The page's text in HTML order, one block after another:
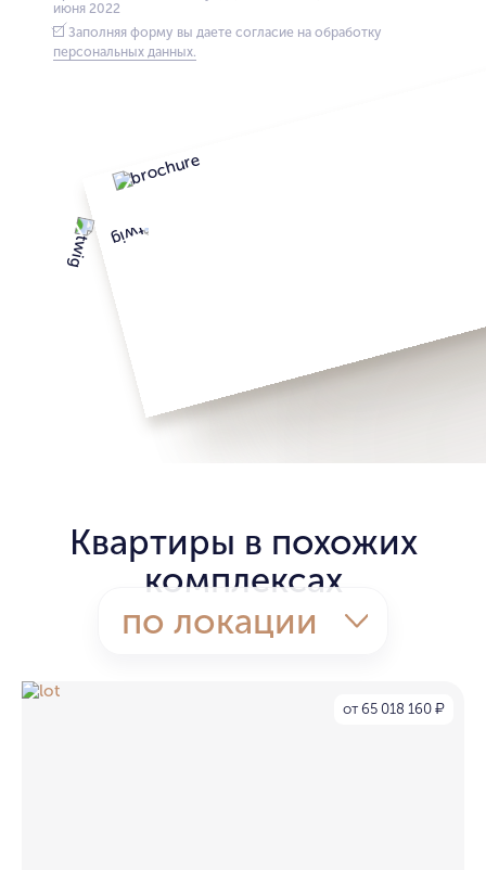
июня 2022
Заполняя форму вы даете согласие на обработку
персональных данных.
Квартиры в похожих
комплексах
по локации
от 65 018 160 ₽